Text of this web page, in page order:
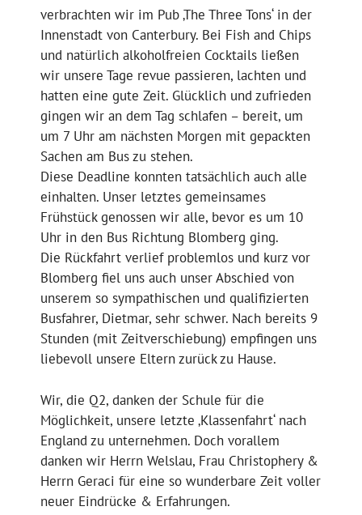
verbrachten wir im Pub ‚The Three Tons‘ in der
Innenstadt von Canterbury. Bei Fish and Chips
und natürlich alkoholfreien Cocktails ließen
wir unsere Tage revue passieren, lachten und
hatten eine gute Zeit. Glücklich und zufrieden
gingen wir an dem Tag schlafen – bereit, um
um 7 Uhr am nächsten Morgen mit gepackten
Sachen am Bus zu stehen.
Diese Deadline konnten tatsächlich auch alle
einhalten. Unser letztes gemeinsames
Frühstück genossen wir alle, bevor es um 10
Uhr in den Bus Richtung Blomberg ging.
Die Rückfahrt verlief problemlos und kurz vor
Blomberg fiel uns auch unser Abschied von
unserem so sympathischen und qualifizierten
Busfahrer, Dietmar, sehr schwer. Nach bereits 9
Stunden (mit Zeitverschiebung) empfingen uns
liebevoll unsere Eltern zurück zu Hause.
Wir, die Q2, danken der Schule für die
Möglichkeit, unsere letzte ‚Klassenfahrt‘ nach
England zu unternehmen. Doch vorallem
danken wir Herrn Welslau, Frau Christophery &
Herrn Geraci für eine so wunderbare Zeit voller
neuer Eindrücke & Erfahrungen.